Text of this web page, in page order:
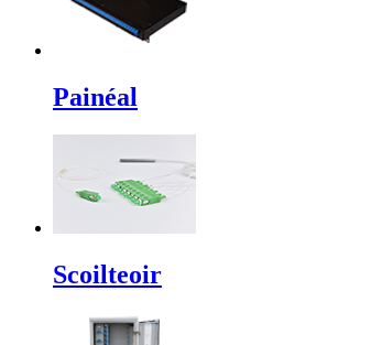
Painéal
Scoilteoir